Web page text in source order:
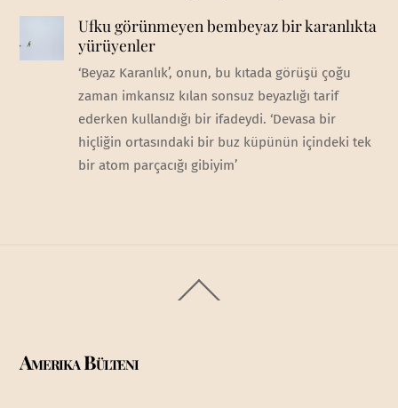
Ufku görünmeyen bembeyaz bir karanlıkta
yürüyenler
‘Beyaz Karanlık’, onun, bu kıtada görüşü çoğu
zaman imkansız kılan sonsuz beyazlığı tarif
ederken kullandığı bir ifadeydi. ‘Devasa bir
hiçliğin ortasındaki bir buz küpünün içindeki tek
bir atom parçacığı gibiyim’
To
Amerika Bülteni